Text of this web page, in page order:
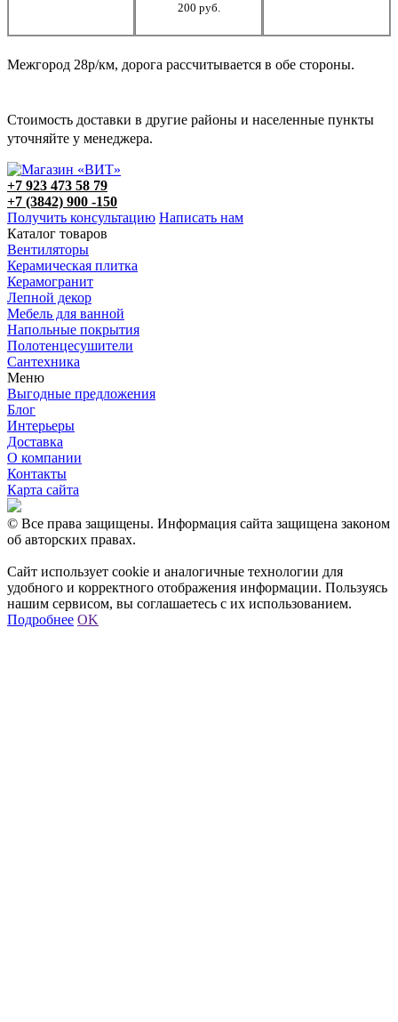
200 руб.
Межгород 28р/км, дорога рассчитывается в обе стороны.
Стоимость доставки в другие районы и населенные пункты
уточняйте у менеджера.
+7 923 473 58 79
+7 (3842) 900 -150
Получить консультацию Написать нам
Каталог товаров
Вентиляторы
Керамическая плитка
Керамогранит
Лепной декор
Мебель для ванной
Напольные покрытия
Полотенцесушители
Сантехника
Меню
Выгодные предложения
Блог
Интерьеры
Доставка
О компании
Контакты
Карта сайта
© Все права защищены. Информация сайта защищена законом
об авторских правах.
Сайт использует cookie и аналогичные технологии для
удобного и корректного отображения информации. Пользуясь
нашим сервисом, вы соглашаетесь с их использованием.
Подробнее OK